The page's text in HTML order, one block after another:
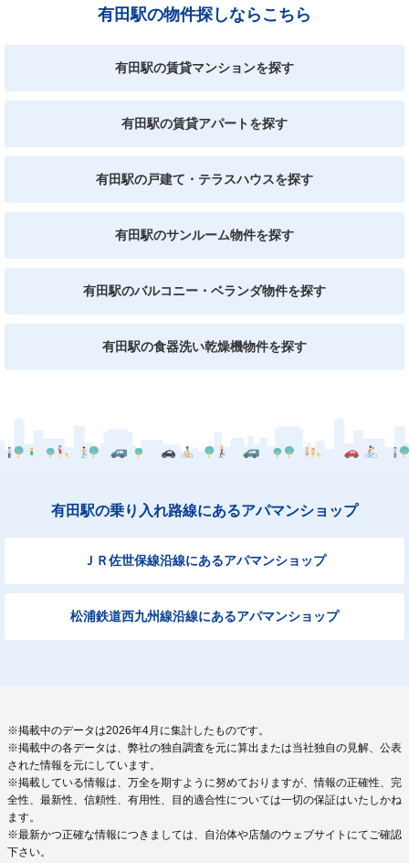
有田駅の物件探しならこちら
有田駅の賃貸マンションを探す
有田駅の賃貸アパートを探す
有田駅の戸建て・テラスハウスを探す
有田駅のサンルーム物件を探す
有田駅のバルコニー・ベランダ物件を探す
有田駅の食器洗い乾燥機物件を探す
有田駅の乗り入れ路線にあるアパマンショップ
ＪＲ佐世保線沿線にあるアパマンショップ
松浦鉄道西九州線沿線にあるアパマンショップ
※掲載中のデータは2026年4月に集計したものです。
※掲載中の各データは、弊社の独自調査を元に算出または当社独自の見解、公表
された情報を元にしています。
※掲載している情報は、万全を期すように努めておりますが、情報の正確性、完
全性、最新性、信頼性、有用性、目的適合性については一切の保証はいたしかね
ます。
※最新かつ正確な情報につきましては、自治体や店舗のウェブサイトにてご確認
下さい。